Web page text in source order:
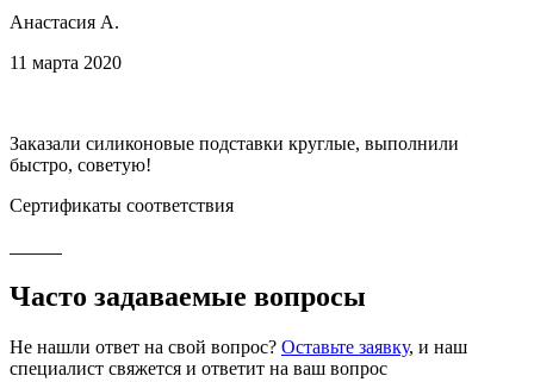
Анастасия А.
11 марта 2020
Заказали силиконовые подставки круглые, выполнили
быстро, советую!
Сертификаты соответствия
Часто задаваемые вопросы
Не нашли ответ на свой вопрос? Оставьте заявку, и наш
специалист свяжется и ответит на ваш вопрос